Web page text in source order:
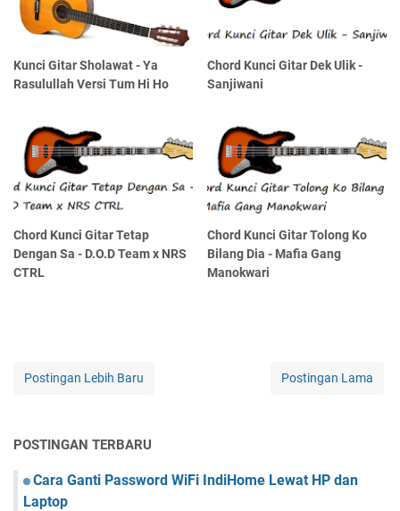
Kunci Gitar Sholawat - Ya
Rasulullah Versi Tum Hi Ho
Chord Kunci Gitar Dek Ulik -
Sanjiwani
Chord Kunci Gitar Tetap
Dengan Sa - D.O.D Team x NRS
CTRL
Chord Kunci Gitar Tolong Ko
Bilang Dia - Mafia Gang
Manokwari
Postingan Lebih Baru Postingan Lama
POSTINGAN TERBARU
Cara Ganti Password WiFi IndiHome Lewat HP dan
Laptop